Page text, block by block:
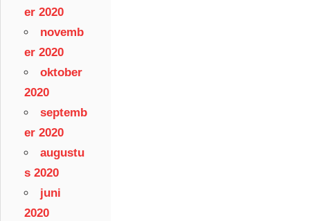
er 2020
novemb
er 2020
oktober
2020
septemb
er 2020
augustu
s 2020
juni
2020